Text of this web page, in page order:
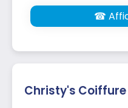
☎
Christy's Coiffure